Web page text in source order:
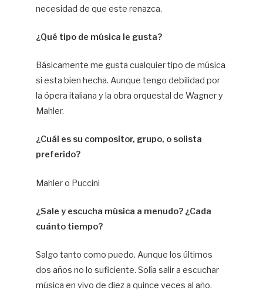
necesidad de que este renazca.
¿Qué tipo de música le gusta?
Básicamente me gusta cualquier tipo de música
si esta bien hecha. Aunque tengo debilidad por
la ópera italiana y la obra orquestal de Wagner y
Mahler.
¿Cuál es su compositor, grupo, o solista
preferido?
Mahler o Puccini
¿Sale y escucha música a menudo? ¿Cada
cuánto tiempo?
Salgo tanto como puedo. Aunque los últimos
dos años no lo suficiente. Solía salir a escuchar
música en vivo de diez a quince veces al año.